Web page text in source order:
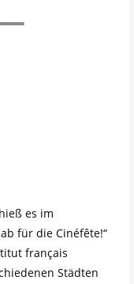
es im
für die Cinéfête!“
français
Städten